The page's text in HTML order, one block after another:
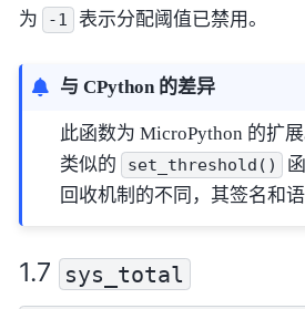
为
-1 表示分配阈值已禁用。
与 CPython 的差异
此函数为 MicroPython 的扩
类似的
set_threshold()
回收机制的不同，其签名和语
sys_total